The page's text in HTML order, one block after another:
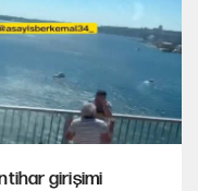
girişimi